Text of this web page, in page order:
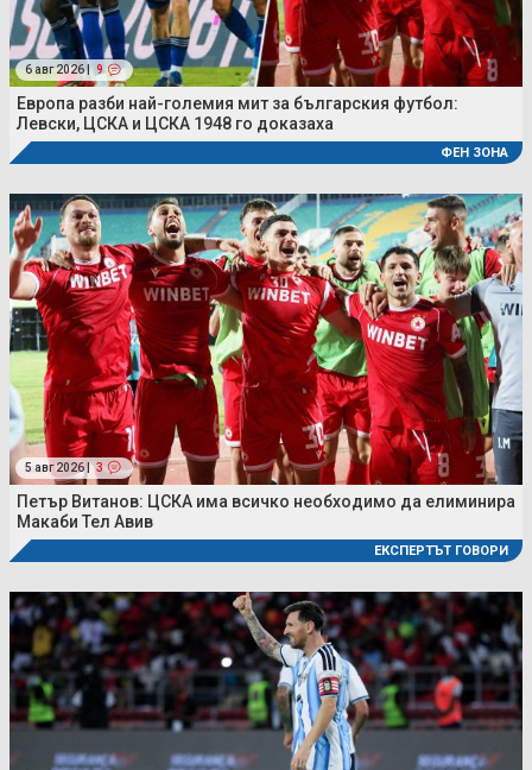
6 авг 2026 | 9
Европа разби най-големия мит за българския футбол:
Левски, ЦСКА и ЦСКА 1948 го доказаха
ФЕН ЗОНА
5 авг 2026 | 3
Петър Витанов: ЦСКА има всичко необходимо да елиминира
Макаби Тел Авив
ЕКСПЕРТЪТ ГОВОРИ